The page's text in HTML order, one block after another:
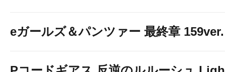
eガールズ＆パンツァー 最終章 159ver.